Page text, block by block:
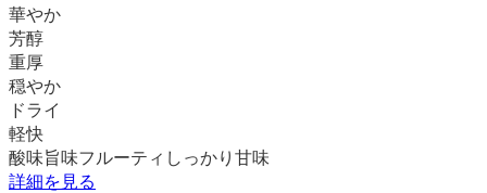
華やか
芳醇
重厚
穏やか
ドライ
軽快
酸味旨味フルーティ しっかり 甘味
詳細を見る